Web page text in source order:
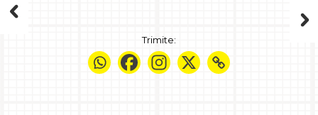
Trimite: